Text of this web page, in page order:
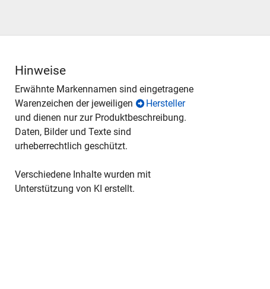
Hinweise
Erwähnte Markennamen sind eingetragene
Warenzeichen der jeweiligen
Hersteller
und dienen nur zur Produktbeschreibung.
Daten, Bilder und Texte sind
urheberrechtlich geschützt.
Verschiedene Inhalte wurden mit
Unterstützung von KI erstellt.